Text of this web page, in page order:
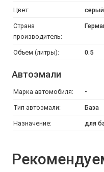
Цвет: серый
Страна
производитель:
Объем (литры): 0.5
Автоэмали
Марка автомобиля: -
Тип автоэмали: База
Назначение: для